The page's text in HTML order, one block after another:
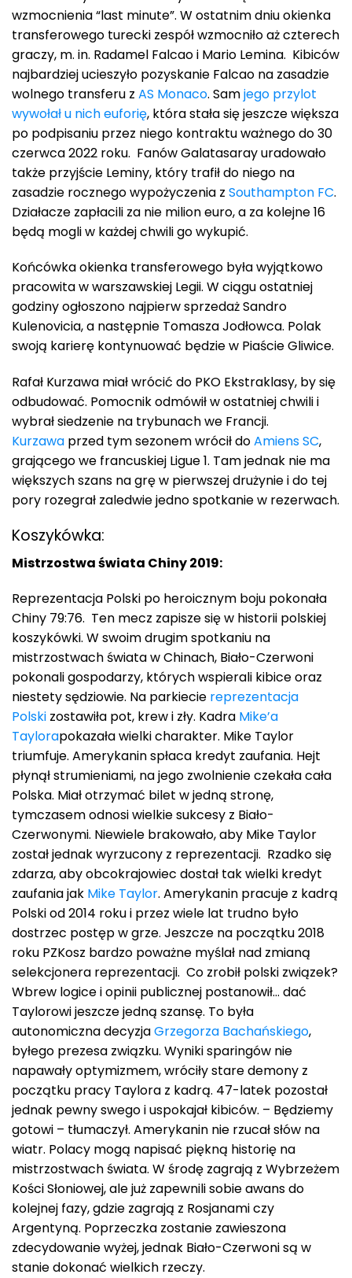
wzmocnienia “last minute”. W ostatnim dniu okienka
transferowego turecki zespół wzmocniło aż czterech
graczy, m. in. Radamel Falcao i Mario Lemina. Kibiców
najbardziej ucieszyło pozyskanie Falcao na zasadzie
wolnego transferu z AS Monaco. Samjego przylot
wywołał u nich euforię, która stała się jeszcze większa
po podpisaniu przez niego kontraktu ważnego do 30
czerwca 2022 roku. Fanów Galatasaray uradowało
także przyjście Leminy, który trafił do niego na
zasadzie rocznego wypożyczenia z Southampton FC.
Działacze zapłacili za nie milion euro, a za kolejne 16
będą mogli w każdej chwili go wykupić.
Końcówka okienka transferowego była wyjątkowo
pracowita w warszawskiej Legii. W ciągu ostatniej
godziny ogłoszono najpierw sprzedaż Sandro
Kulenovicia, a następnie Tomasza Jodłowca. Polak
swoją karierę kontynuować będzie w Piaście Gliwice.
Rafał Kurzawa miał wrócić do PKO Ekstraklasy, by się
odbudować. Pomocnik odmówił w ostatniej chwili i
wybrał siedzenie na trybunach we Francji.
Kurzawa przed tym sezonem wrócił doAmiens SC,
grającego we francuskiej Ligue 1. Tam jednak nie ma
większych szans na grę w pierwszej drużynie i do tej
pory rozegrał zaledwie jedno spotkanie w rezerwach.
Koszykówka:
Mistrzostwa świata Chiny 2019:
Reprezentacja Polski po heroicznym boju pokonała
Chiny 79:76. Ten mecz zapisze się w historii polskiej
koszykówki. W swoim drugim spotkaniu na
mistrzostwach świata w Chinach, Biało-Czerwoni
pokonali gospodarzy, których wspierali kibice oraz
niestety sędziowie. Na parkiecie reprezentacja
Polski zostawiła pot, krew i zły. Kadra Mike’a
Taylorapokazała wielki charakter. Mike Taylor
triumfuje. Amerykanin spłaca kredyt zaufania. Hejt
płynął strumieniami, na jego zwolnienie czekała cała
Polska. Miał otrzymać bilet w jedną stronę,
tymczasem odnosi wielkie sukcesy z Biało-
Czerwonymi. Niewiele brakowało, aby Mike Taylor
został jednak wyrzucony z reprezentacji. Rzadko się
zdarza, aby obcokrajowiec dostał tak wielki kredyt
zaufania jak Mike Taylor. Amerykanin pracuje z kadrą
Polski od 2014 roku i przez wiele lat trudno było
dostrzec postęp w grze. Jeszcze na początku 2018
roku PZKosz bardzo poważne myślał nad zmianą
selekcjonera reprezentacji. Co zrobił polski związek?
Wbrew logice i opinii publicznej postanowił… dać
Taylorowi jeszcze jedną szansę. To była
autonomiczna decyzjaGrzegorza Bachańskiego,
byłego prezesa związku. Wyniki sparingów nie
napawały optymizmem, wróciły stare demony z
początku pracy Taylora z kadrą. 47-latek pozostał
jednak pewny swego i uspokajał kibiców. – Będziemy
gotowi – tłumaczył. Amerykanin nie rzucał słów na
wiatr. Polacy mogą napisać piękną historię na
mistrzostwach świata. W środę zagrają z Wybrzeżem
Kości Słoniowej, ale już zapewnili sobie awans do
kolejnej fazy, gdzie zagrają z Rosjanami czy
Argentyną. Poprzeczka zostanie zawieszona
zdecydowanie wyżej, jednak Biało-Czerwoni są w
stanie dokonać wielkich rzeczy.